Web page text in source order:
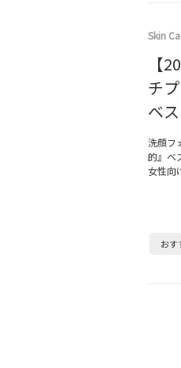
Skin
【
チ
ベ
洗顔フ
的』ベ
女性向
おす